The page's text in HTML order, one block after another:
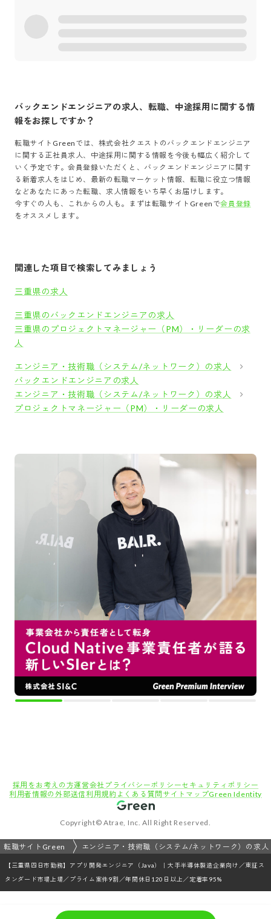
バックエンドエンジニアの求人、転職、中途採用に関する情
報をお探しですか？
転職サイトGreenでは、 株式会社クエスト の バックエンドエンジニア
に関する正社員求人、中途採用に関する情報を今後も幅広く紹介して
いく予定です。会員登録いただくと、 バックエンドエンジニア に関す
る新着求人をはじめ、最新の転職マーケット情報、転職に役立つ情報
などあなたにあった転職、求人情報をいち早くお届けします。
今すぐの人も、これからの人も。まずは転職サイトGreenで会員登録
をオススメします。
関連した項目で検索してみましょう
三重県の求人
三重県のバックエンドエンジニアの求人
三重県のプロジェクトマネージャー（PM）・リーダーの求
人
エンジニア・技術職（システム/ネットワーク）の求人
バックエンドエンジニアの求人
エンジニア・技術職（システム/ネットワーク）の求人
プロジェクトマネージャー（PM）・リーダーの求人
採用をお考えの方運営会社 プライバシーポリシーセキュリティポリシー
利用者情報の外部送信利用規約 よくある質問 サイトマップGreen Identity
Copyright© Atrae, Inc. All Right Reserved.
転職サイトGreen エンジニア・技術職（システム/ネットワーク）の求人
【三重県四日市勤務】アプリ開発エンジニア（Java）｜大手半導体製造企業向け／東証ス
タンダード市場上場／プライム案件9割／年間休日120日以上／定着率95%